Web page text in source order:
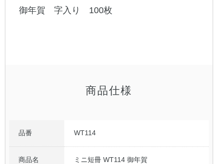
OEMご希望の方へ
御年賀 字入り 100枚
商品仕様
品番 WT114
商品名 ミニ短冊 WT114 御年賀